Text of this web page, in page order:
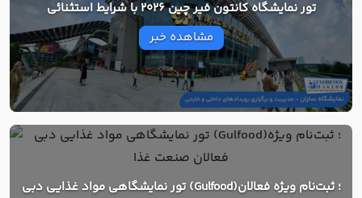
تور نمایشگاه کانتون فیر چین 2026 با شرایط استثنائی
مشاهده خبر
تور نمایشگاهی مواد غذایی دبی (Gulfood)؛ ثبت‌نام ویژه فعالان